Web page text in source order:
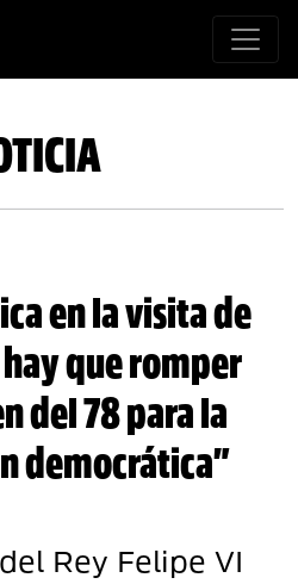
en la visita de
que romper
del 78 para la
democrática"
Rey Felipe VI